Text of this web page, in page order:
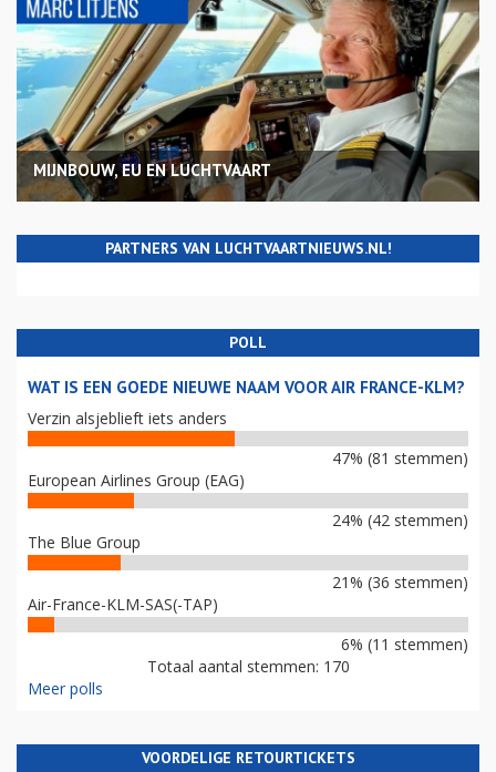
MIJNBOUW, EU EN LUCHTVAART
PARTNERS VAN LUCHTVAARTNIEUWS.NL!
POLL
WAT IS EEN GOEDE NIEUWE NAAM VOOR AIR FRANCE-KLM?
Verzin alsjeblieft iets anders
47% (81 stemmen)
European Airlines Group (EAG)
24% (42 stemmen)
The Blue Group
21% (36 stemmen)
Air-France-KLM-SAS(-TAP)
6% (11 stemmen)
Totaal aantal stemmen: 170
Meer polls
VOORDELIGE RETOURTICKETS